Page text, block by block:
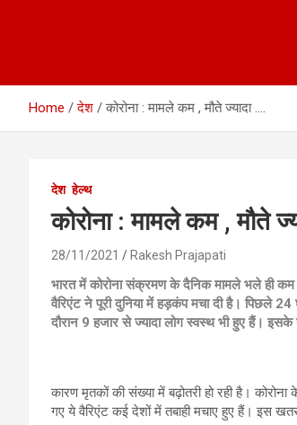
Home देश कोरोना : मामले कम , मौते ज्यादा ….
देश हेल्थ
कोरोना : मामले कम , मौते
28/11/2021 Rakesh Prajapati
भारत में कोरोना संक्रमण के दैनिक मामले भले ही
वैरिएंट ने पूरी दुनिया में हड़कंप मचा दी है। पिछले
दौरान 9 हजार से ज्यादा लोग स्वस्थ भी हुए हैं। इसके
कारण मृतकों की संख्या में बढ़ोतरी हो रही है।
गए ये वैरिएंट कई देशों में तबाही मचाए हुए हैं। इस